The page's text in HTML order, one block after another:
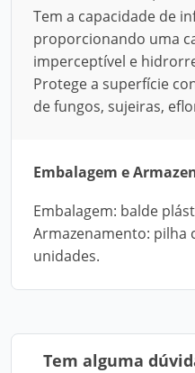
Tem a capacidade de
proporcionando uma
imperceptível e
Protege a superfície
de fungos, sujeiras,
Embalagem e
Embalagem: balde
Armazenamento: pilha
unidades.
Tem alguma